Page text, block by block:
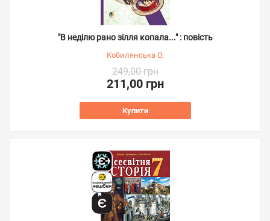
"В неділю рано зілля копала..." : повість
Кобилянська О.
249,00 грн
211,00 грн
Купити